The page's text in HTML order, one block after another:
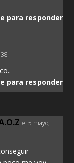
para responder
para responder
el 5 mayo,